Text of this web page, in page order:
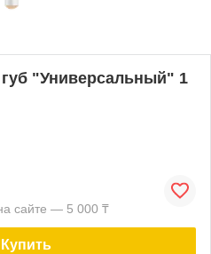
"Универсальный" 1
сайте — 5 000 ₸
Купить